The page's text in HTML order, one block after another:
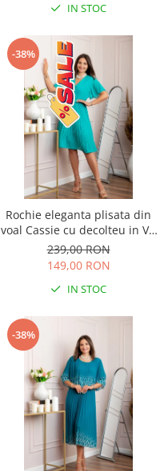
IN STOC
-38%
Rochie eleganta plisata din
voal Cassie cu decolteu in V -
Turcoaz aqua
239,00 RON
149,00 RON
IN STOC
-38%